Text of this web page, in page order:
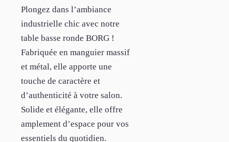
Plongez dans l’ambiance
industrielle chic avec notre
table basse ronde BORG !
Fabriquée en manguier massif
et métal, elle apporte une
touche de caractère et
d’authenticité à votre salon.
Solide et élégante, elle offre
amplement d’espace pour vos
essentiels du quotidien.